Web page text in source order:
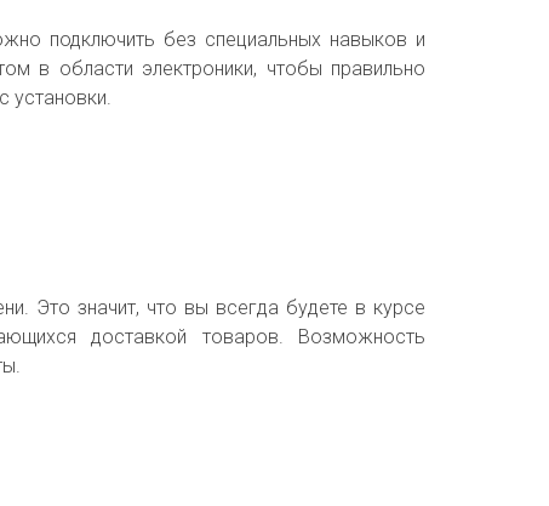
подключить без специальных навыков и
в области электроники, чтобы правильно
установки.
Это значит, что вы всегда будете в курсе
доставкой товаров. Возможность